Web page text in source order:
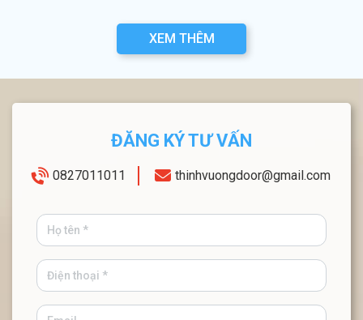
XEM THÊM
ĐĂNG KÝ TƯ VẤN
0827011011 thinhvuongdoor@gmail.com